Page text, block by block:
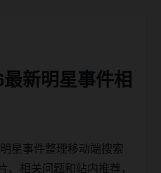
新明星事件相
星事件整理移动端搜索
、相关问题和站内推荐，